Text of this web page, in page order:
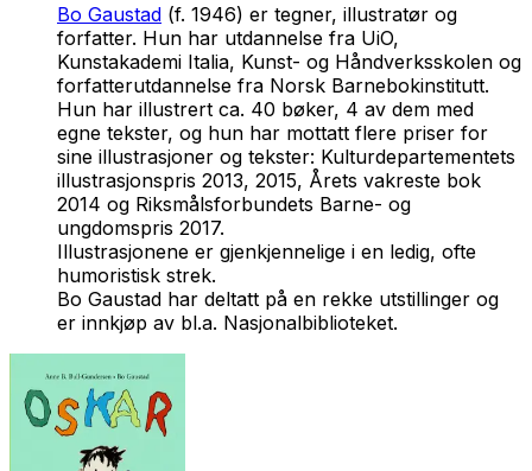
Bo Gaustad (f. 1946) er tegner, illustratør og
forfatter. Hun har utdannelse fra UiO,
Kunstakademi Italia, Kunst- og Håndverksskolen og
forfatterutdannelse fra Norsk Barnebokinstitutt.
Hun har illustrert ca. 40 bøker, 4 av dem med
egne tekster, og hun har mottatt flere priser for
sine illustrasjoner og tekster: Kulturdepartementets
illustrasjonspris 2013, 2015, Årets vakreste bok
2014 og Riksmålsforbundets Barne- og
ungdomspris 2017.
Illustrasjonene er gjenkjennelige i en ledig, ofte
humoristisk strek.
Bo Gaustad har deltatt på en rekke utstillinger og
er innkjøp av bl.a. Nasjonalbiblioteket.